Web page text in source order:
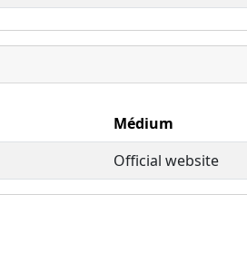
Médium
Official website